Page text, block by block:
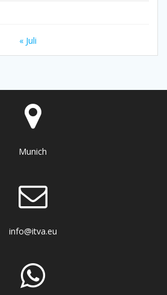
« Juli
Munich
info@itva.eu